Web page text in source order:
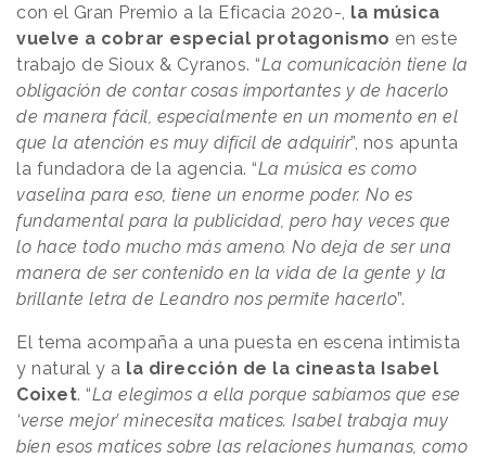
con el Gran Premio a la Eficacia 2020-, la música
vuelve a cobrar especial protagonismo en este
trabajo de Sioux & Cyranos. “La comunicación tiene la
obligación de contar cosas importantes y de hacerlo
de manera fácil, especialmente en un momento en el
que la atención es muy difícil de adquirir”, nos apunta
la fundadora de la agencia. “La música es como
vaselina para eso, tiene un enorme poder. No es
fundamental para la publicidad, pero hay veces que
lo hace todo mucho más ameno. No deja de ser una
manera de ser contenido en la vida de la gente y la
brillante letra de Leandro nos permite hacerlo”.
El tema acompaña a una puesta en escena intimista
y natural y a la dirección de la cineasta Isabel
Coixet. “La elegimos a ella porque sabíamos que ese
‘verse mejor’ m¡necesita matices. Isabel trabaja muy
bien esos matices sobre las relaciones humanas, como